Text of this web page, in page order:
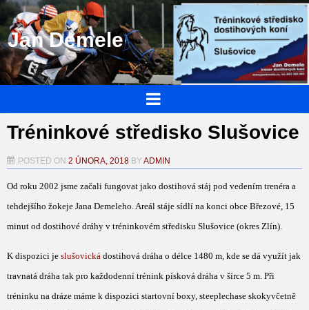
Jan Demele
Tréninkové středisko Slušovice
POSTED ON 2 ÚNORA, 2018 BYADMIN
Od roku 2002 jsme začali fungovat jako dostihová stáj pod vedením trenéra a
tehdejšího žokeje Jana Demeleho.Areál stáje sídlí na konci obce Březové, 15
minut od dostihové dráhy v tréninkovém středisku Slušovice (okres Zlín).
K dispozici je slušovická dostihová dráha o délce 1480 m, kde se dá využít jak
travnatá dráha tak pro každodenní trénink písková dráha v šírce 5 m. Při
tréninku na dráze máme k dispozici startovní boxy, steeplechase skokyvčetně